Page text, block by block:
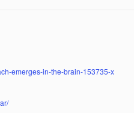
emerges-in-the-brain-153735-x